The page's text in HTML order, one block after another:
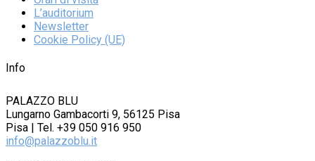
L’auditorium
Newsletter
Cookie Policy (UE)
Info
PALAZZO BLU
Lungarno Gambacorti 9, 56125 Pisa
Pisa | Tel. +39 050 916 950
info@palazzoblu.it